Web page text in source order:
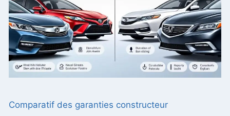
Comparatif des garanties constructeur